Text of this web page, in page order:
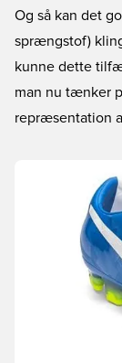
Og så kan det
sprængstof)
kunne dette
man nu tænker
repræsentation